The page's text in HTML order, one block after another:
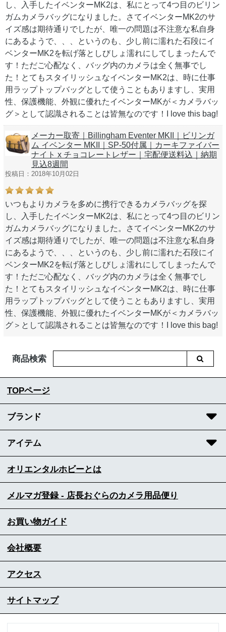
し、入手したイベンターMK2は、私にとって4つ目のビリン
ガムカメラバッグになりました。さてイベンターMK2のサ
イズ感は期待通りでしたが、唯一の問題は不注意な私自身
にあるようで、、、というのも、少し前に濡れた石段にイ
ベンターMK2を転げ落としびしょ濡れにしてしまったんで
す！ただご心配なく、バッグ内のカメラは全く無事でし
た！とてもスタイリッシュなイベンターMK2は、時に仕事
用ラップトップバッグとして使うこともありますし、実用
性、保護機能、外観に優れたイベンターMKが＜カメラバッ
グ＞として認識されることは皆無なのです！I love this bag!
メーカー取寄｜Billingham Eventer MKII｜ビリンガ
ム イベンター MKII｜SP-50付属｜カーキファイバー
ナイト x チョコレートレザー｜宅配便送料込｜納期
見込8週間
投稿日：2018年10月02日
いつもよりカメラを多めに携行できるカメラバッグを探
し、入手したイベンターMK2は、私にとって4つ目のビリン
ガムカメラバッグになりました。さてイベンターMK2のサ
イズ感は期待通りでしたが、唯一の問題は不注意な私自身
にあるようで、、、というのも、少し前に濡れた石段にイ
ベンターMK2を転げ落としびしょ濡れにしてしまったんで
す！ただご心配なく、バッグ内のカメラは全く無事でし
た！とてもスタイリッシュなイベンターMK2は、時に仕事
用ラップトップバッグとして使うこともありますし、実用
性、保護機能、外観に優れたイベンターMKが＜カメラバッ
グ＞として認識されることは皆無なのです！I love this bag!
商品検索
TOPページ
ブランド
アイテム
オリエンタルホビーとは
メルマガ登録 - 店長おぐらのカメラ用品便り
お買い物ガイド
会社概要
アクセス
サイトマップ